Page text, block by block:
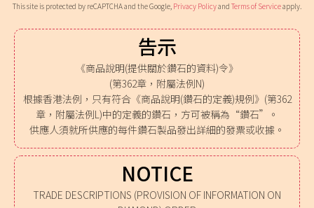
This site is protected by reCAPTCHA and the Google, Privacy Policyand Terms of Serviceapply.
告示
《商品說明(提供關於鑽石的資料)令》
(第362章，附屬法例N)
根據香港法例，只有符合《商品說明(鑽石的定義)規例》(第362
章，附屬法例L)中的定義的鑽石，方可被稱為“鑽石”。
供應人須就所供應的每件鑽石製品發出詳細的發票或收據。
NOTICE
TRADE DESCRIPTIONS (PROVISION OF INFORMATION ON